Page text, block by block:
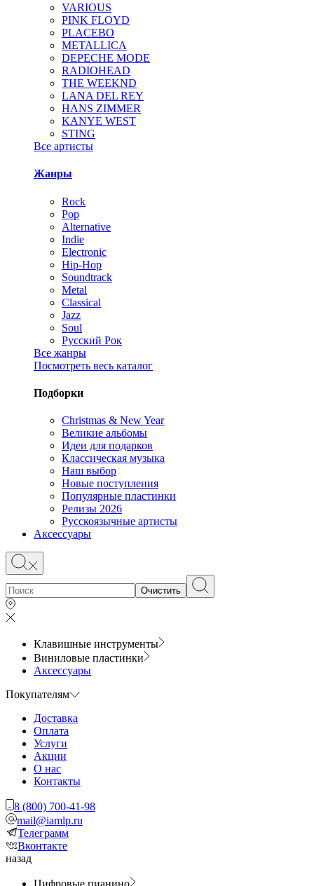
VARIOUS
PINK FLOYD
PLACEBO
METALLICA
DEPECHE MODE
RADIOHEAD
THE WEEKND
LANA DEL REY
HANS ZIMMER
KANYE WEST
STING
Все артисты
Жанры
Rock
Pop
Alternative
Indie
Electronic
Hip-Hop
Soundtrack
Metal
Classical
Jazz
Soul
Русский Рок
Все жанры
Посмотреть весь каталог
Подборки
Christmas & New Year
Великие альбомы
Идеи для подарков
Классическая музыка
Наш выбор
Новые поступления
Популярные пластинки
Релизы 2026
Русскоязычные артисты
Аксессуары
Очистить
Клавишные инструменты
Виниловые пластинки
Аксессуары
Покупателям
Доставка
Оплата
Услуги
Акции
О нас
Контакты
8 (800) 700-41-98
mail@iamlp.ru
Телеграмм
Вконтакте
назад
Цифровые пианино